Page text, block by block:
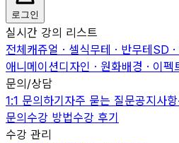
로그인
실시간 강의 리스트
전체 캐쥬얼 · 셀식무테 · 반무테 SD ·
애니메이션디자인 · 원화배경 · 이펙
문의/상담
1:1 문의하기 자주 묻는 질문공지사항
문의 수강 방법수강 후기
수강 관리